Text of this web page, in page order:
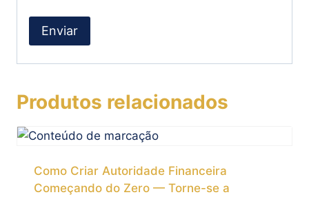
Produtos relacionados
Como Criar Autoridade Financeira
Começando do Zero — Torne-se a